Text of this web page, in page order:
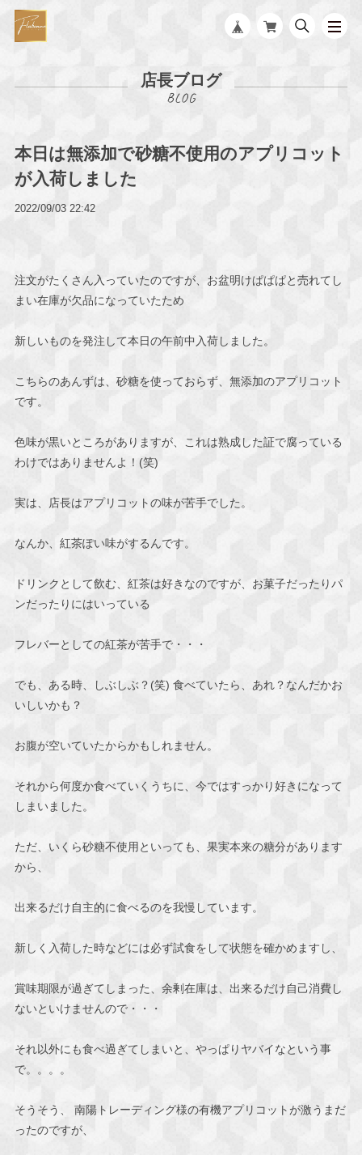
店長ブログ
本日は無添加で砂糖不使用のアプリコット
が入荷しました
2022/09/03 22:42
注文がたくさん入っていたのですが、お盆明けぱぱぱと売れてし
まい在庫が欠品になっていたため
新しいものを発注して本日の午前中入荷しました。
こちらのあんずは、砂糖を使っておらず、無添加のアプリコット
です。
色味が黒いところがありますが、これは熟成した証で腐っている
わけではありませんよ！(笑)
実は、店長はアプリコットの味が苦手でした。
なんか、紅茶ぽい味がするんです。
ドリンクとして飲む、紅茶は好きなのですが、お菓子だったりパ
ンだったりにはいっている
フレバーとしての紅茶が苦手で・・・
でも、ある時、しぶしぶ？(笑) 食べていたら、あれ？なんだかお
いしいかも？
お腹が空いていたからかもしれません。
それから何度か食べていくうちに、今ではすっかり好きになって
しまいました。
ただ、いくら砂糖不使用といっても、果実本来の糖分があります
から、
出来るだけ自主的に食べるのを我慢しています。
新しく入荷した時などには必ず試食をして状態を確かめますし、
賞味期限が過ぎてしまった、余剰在庫は、出来るだけ自己消費し
ないといけませんので・・・
それ以外にも食べ過ぎてしまいと、やっぱりヤバイなという事
で。。。。
そうそう、 南陽トレーディング様の有機アプリコットが激うまだ
ったのですが、